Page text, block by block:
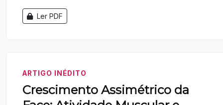
Ler PDF
ARTIGO INÉDITO
Crescimento Assimétrico da